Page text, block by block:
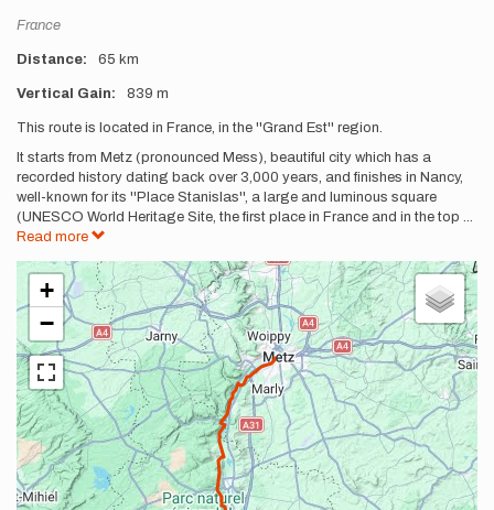
Location
France
Distance 65 km
Vertical Gain 839 m
Description
This route is located in France, in the ''Grand Est'' region.
It starts from Metz (pronounced Mess), beautiful city which has a
recorded history dating back over 3,000 years, and finishes in Nancy,
well-known for its ''Place Stanislas'', a large and luminous square
(UNESCO World Heritage Site, the first place in France and in the top ...
Read more
+
−